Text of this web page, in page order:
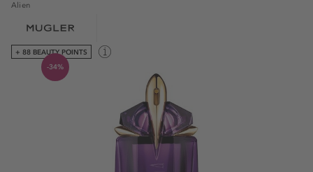
Alien
+ 88 BEAUTY POINTS
-34%